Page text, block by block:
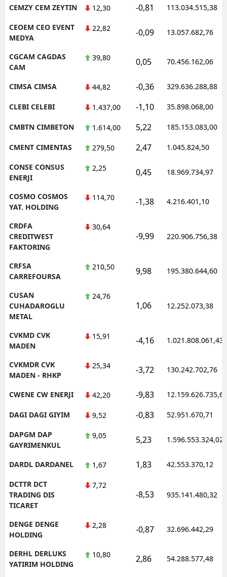
CEMZY CEM ZEYTIN 12,30 -0,81 113.034.515,38
CEOEM CEO EVENT
MEDYA
22,82 -0,09 13.057.682,76
CGCAM CAGDAS
CAM
39,80 0,05 70.456.162,06
CIMSA CIMSA 44,82 -0,36 329.636.288,88
CLEBI CELEBI 1.437,00 -1,10 35.898.068,00
CMBTN CIMBETON 1.614,00 5,22 185.153.083,00
CMENT CIMENTAS 279,50 2,47 1.045.824,50
CONSE CONSUS
ENERJI
2,25 0,45 18.969.734,97
COSMO COSMOS
YAT. HOLDING
114,70 -1,38 4.216.401,10
CRDFA
CREDITWEST
FAKTORING
30,64
-9,99 220.906.756,38
CRFSA
CARREFOURSA
210,50 9,98 195.380.644,60
CUSAN
CUHADAROGLU
METAL
24,76
1,06 12.252.073,38
CVKMD CVK
MADEN
15,91 -4,16 1.021.808.061,43
CVKMDR CVK
MADEN - RHKP
25,34 -3,72 130.242.702,76
CWENE CW ENERJI 42,20 -9,83 12.159.626.735,62
DAGI DAGI GIYIM 9,52 -0,83 52.951.670,71
DAPGM DAP
GAYRIMENKUL
9,05 5,23 1.596.553.324,02
DARDL DARDANEL 1,67 1,83 42.553.370,12
DCTTR DCT
TRADING DIS
TICARET
7,72
-8,53 935.141.480,32
DENGE DENGE
HOLDING
2,28 -0,87 32.696.442,29
DERHL DERLUKS
YATIRIM HOLDING
10,80 2,86 54.288.577,48